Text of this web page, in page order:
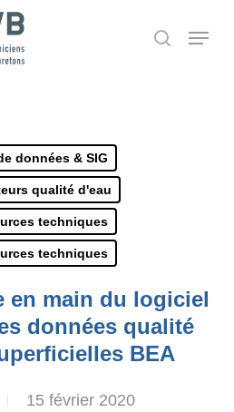
search
Menu
données & SIG
qualité d'eau
techniques
techniques
en main du logiciel
données qualité
BEA
15 février 2020